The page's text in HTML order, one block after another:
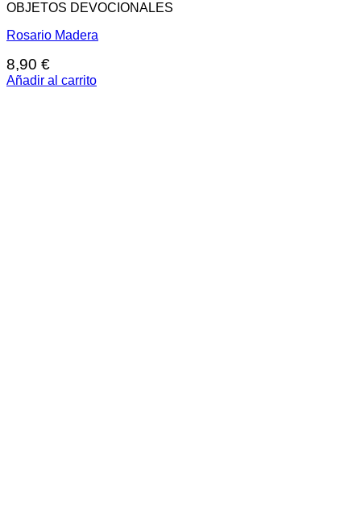
OBJETOS DEVOCIONALES
Rosario Madera
8,90 €
Añadir al carrito